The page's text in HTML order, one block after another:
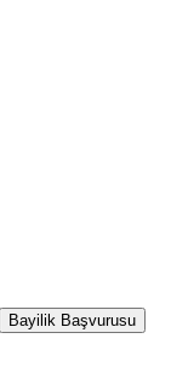
Bayilik Başvurusu